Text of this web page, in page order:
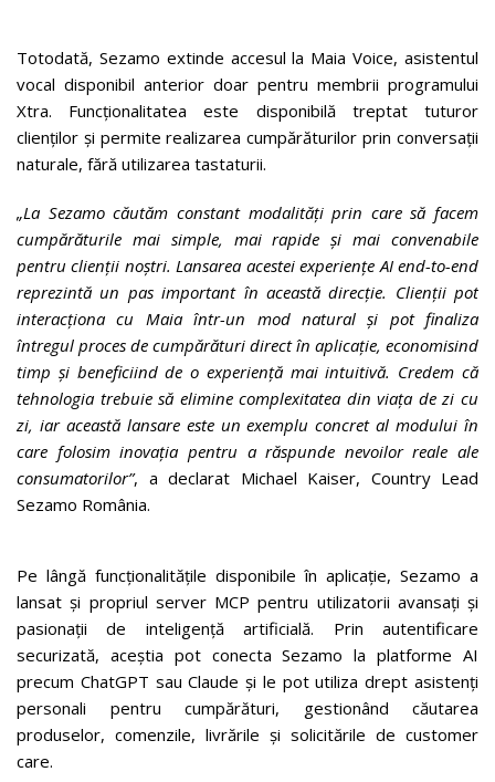
Totodată, Sezamo extinde accesul la Maia Voice, asistentul
vocal disponibil anterior doar pentru membrii programului
Xtra. Funcționalitatea este disponibilă treptat tuturor
clienților și permite realizarea cumpărăturilor prin conversații
naturale, fără utilizarea tastaturii.
„La Sezamo căutăm constant modalități prin care să facem
cumpărăturile mai simple, mai rapide și mai convenabile
pentru clienții noștri. Lansarea acestei experiențe AI end-to-end
reprezintă un pas important în această direcție. Clienții pot
interacționa cu Maia într-un mod natural și pot finaliza
întregul proces de cumpărături direct în aplicație, economisind
timp și beneficiind de o experiență mai intuitivă. Credem că
tehnologia trebuie să elimine complexitatea din viața de zi cu
zi, iar această lansare este un exemplu concret al modului în
care folosim inovația pentru a răspunde nevoilor reale ale
consumatorilor”, a declarat Michael Kaiser, Country Lead
Sezamo România.
Pe lângă funcționalitățile disponibile în aplicație, Sezamo a
lansat și propriul server MCP pentru utilizatorii avansați și
pasionații de inteligență artificială. Prin autentificare
securizată, aceștia pot conecta Sezamo la platforme AI
precum ChatGPT sau Claude și le pot utiliza drept asistenți
personali pentru cumpărături, gestionând căutarea
produselor, comenzile, livrările și solicitările de customer
care.